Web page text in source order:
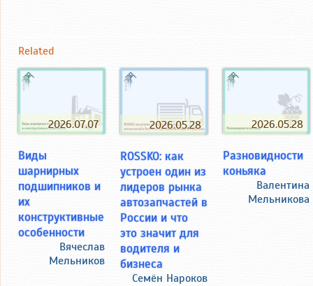
Related
2026.07.07
Виды
шарнирных
подшипников и
их
конструктивные
особенности
Вячеслав
Мельников
2026.05.28
ROSSKO: как
устроен один из
лидеров рынка
автозапчастей в
России и что
это значит для
водителя и
бизнеса
Семён Нароков
2026.05.28
Разновидности
коньяка
Валентина
Мельникова